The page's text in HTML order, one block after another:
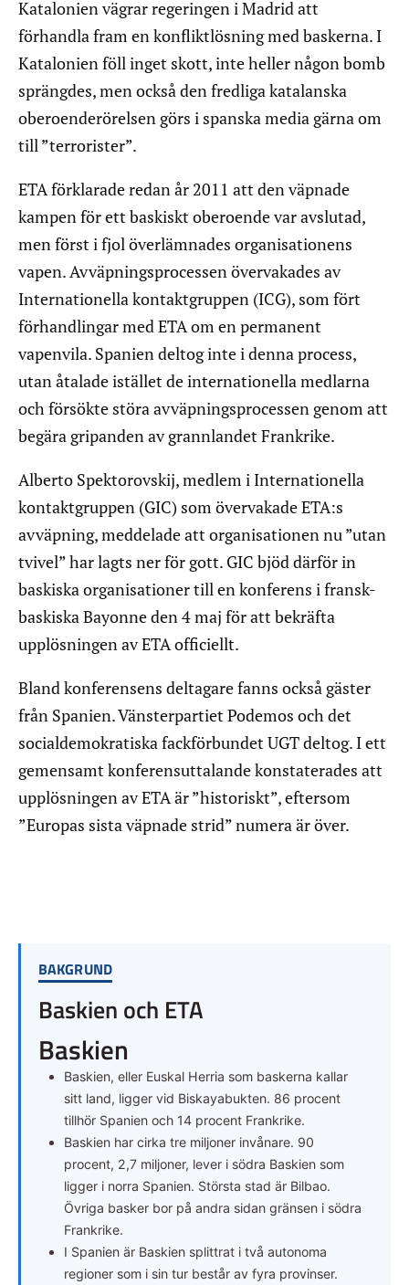
Katalonien vägrar regeringen i Madrid att
förhandla fram en konfliktlösning med baskerna. I
Katalonien föll inget skott, inte heller någon bomb
sprängdes, men också den fredliga katalanska
oberoenderörelsen görs i spanska media gärna om
till ”terrorister”.
ETA förklarade redan år 2011 att den väpnade
kampen för ett baskiskt oberoende var avslutad,
men först i fjol överlämnades organisationens
vapen. Avväpningsprocessen övervakades av
Internationella kontaktgruppen (ICG), som fört
förhandlingar med ETA om en permanent
vapenvila. Spanien deltog inte i denna process,
utan åtalade istället de internationella medlarna
och försökte störa avväpningsprocessen genom att
begära gripanden av grannlandet Frankrike.
Alberto Spektorovskij, medlem i Internationella
kontaktgruppen (GIC) som övervakade ETA:s
avväpning, meddelade att organisationen nu ”utan
tvivel” har lagts ner för gott. GIC bjöd därför in
baskiska organisationer till en konferens i fransk-
baskiska Bayonne den 4 maj för att bekräfta
upplösningen av ETA officiellt.
Bland konferensens deltagare fanns också gäster
från Spanien. Vänsterpartiet Podemos och det
socialdemokratiska fackförbundet UGT deltog. I ett
gemensamt konferensuttalande konstaterades att
upplösningen av ETA är ”historiskt”, eftersom
”Europas sista väpnade strid” numera är över.
BAKGRUND
Baskien och ETA
Baskien
Baskien, eller Euskal Herria som baskerna kallar
sitt land, ligger vid Biskayabukten. 86 procent
tillhör Spanien och 14 procent Frankrike.
Baskien har cirka tre miljoner invånare. 90
procent, 2,7 miljoner, lever i södra Baskien som
ligger i norra Spanien. Största stad är Bilbao.
Övriga basker bor på andra sidan gränsen i södra
Frankrike.
I Spanien är Baskien splittrat i två autonoma
regioner som i sin tur består av fyra provinser.